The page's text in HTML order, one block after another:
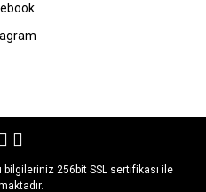
bilgileriniz 256bit SSL sertifikası ile